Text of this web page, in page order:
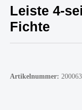
Leiste 4-
Fichte
Artikelnummer: 200063